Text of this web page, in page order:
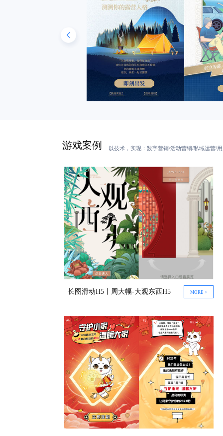
性别，生成海报。③生成后及出
游戏案例 以技术，实现：数字营销/活动营销/私域运营/
长图滑动H5丨周大幅-大观东西H5 MORE >